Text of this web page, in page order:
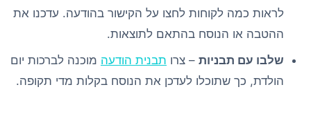
לראות כמה לקוחות לחצו על הקישור בהודעה. עדכנו את
ההטבה או הנוסח בהתאם לתוצאות.
שלבו עם תבניות – צרו תבנית הודעה מוכנה לברכות יום
הולדת, כך שתוכלו לעדכן את הנוסח בקלות מדי תקופה.